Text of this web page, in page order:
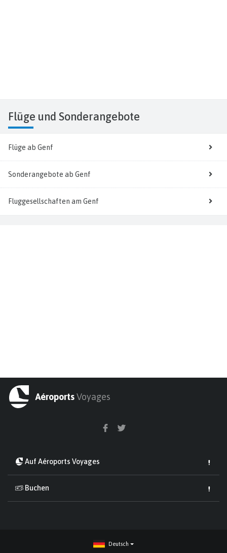
Flüge und Sonderangebote
Flüge ab Genf
Sonderangebote ab Genf
Fluggesellschaften am Genf
AéroportsVoyages
Auf Aéroports Voyages
Buchen
Deutsch